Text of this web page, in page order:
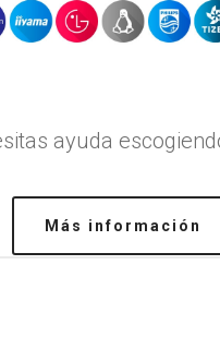
ayuda
Más información